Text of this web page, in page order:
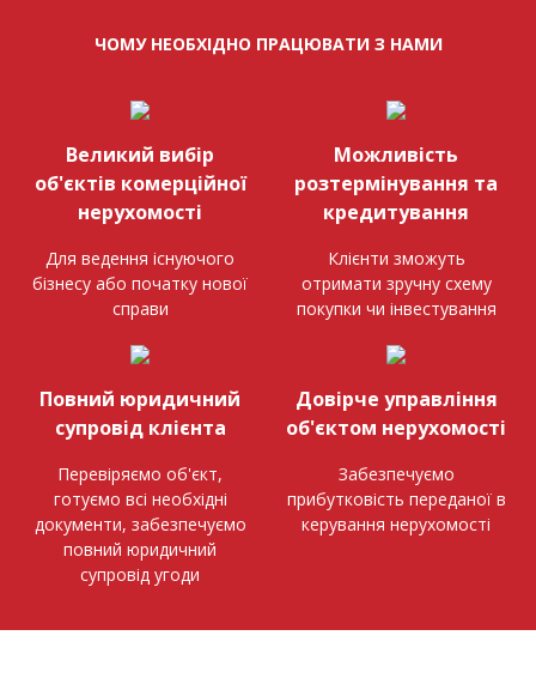
ЧОМУ НЕОБХІДНО ПРАЦЮВАТИ З НАМИ
Великий вибір
об'єктів комерційної
нерухомості
Для ведення існуючого
бізнесу або початку нової
справи
Можливість
розтермінування та
кредитування
Клієнти зможуть
отримати зручну схему
покупки чи інвестування
Повний юридичний
супровід клієнта
Перевіряємо об'єкт,
готуємо всі необхідні
документи, забезпечуємо
повний юридичний
супровід угоди
Довірче управління
об'єктом нерухомості
Забезпечуємо
прибутковість переданої в
керування нерухомості